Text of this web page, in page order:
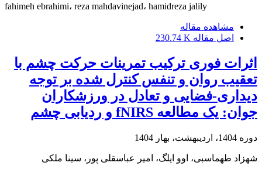
fahimeh ebrahimi، reza mahdavinejad، hamidreza jalily
مشاهده مقاله
اصل مقاله 230.74 K
اثرات فوری ترکیب تمرینات حرکت چشم با
تعقیب روان و تنفس کنترل شده بر توجه
دیداری-فضایی و تعادل در ورزشکاران
جوان: یک مطالعه fNIRS و ردیابی چشم
دوره 1404، اردیبهشت، بهار 1404
شهزاد طهماسبی، اوو ایلگ، امیر عباسقلی پور، سینا ملکی